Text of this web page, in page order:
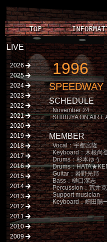
LIVE
2026
2025
2024
2023
2022
2021
2020
2019
2018
2017
2016
2015
2014
2013
2012
2011
2010
2009
1996
SCHEDULE
November 24
SHIBUYA ON AIR
MEMBER
Vocal：宇都宮隆
Keyboard：木根尚
Drums：杉本ゆう
Drums：
Guitar：岩野光邦
Bass：樋口潔志
Percussion：荒井
Support musician
Keyboard：嶋田陽